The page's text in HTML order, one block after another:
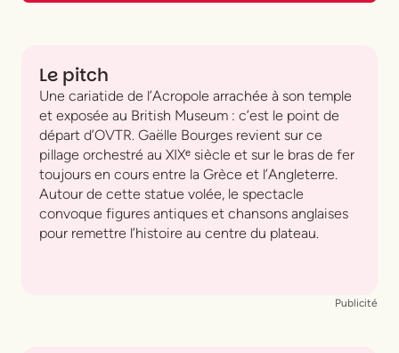
Le pitch
Une cariatide de l’Acropole arrachée à son temple
et exposée au British Museum : c’est le point de
départ d’OVTR. Gaëlle Bourges revient sur ce
pillage orchestré au XIXᵉ siècle et sur le bras de fer
toujours en cours entre la Grèce et l’Angleterre.
Autour de cette statue volée, le spectacle
convoque figures antiques et chansons anglaises
pour remettre l’histoire au centre du plateau.
Publicité